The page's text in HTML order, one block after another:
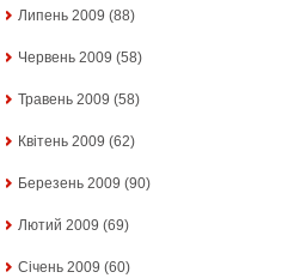
Липень 2009 (88)
Червень 2009 (58)
Травень 2009 (58)
Квітень 2009 (62)
Березень 2009 (90)
Лютий 2009 (69)
Січень 2009 (60)